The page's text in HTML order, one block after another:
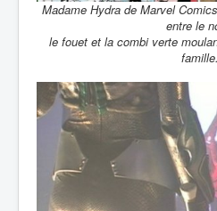
Madame Hydra de Marvel
entre le
le fouet et la combi verte
famille.